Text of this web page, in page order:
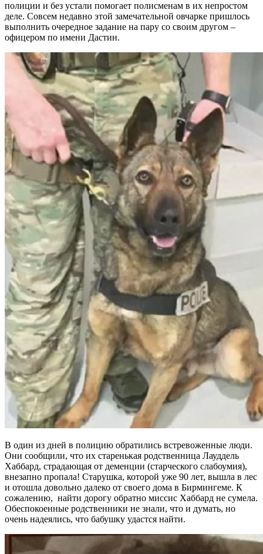
полиции и без устали помогает полисменам в их непростом
деле. Совсем недавно этой замечательной овчарке пришлось
выполнить очередное задание на пару со своим другом –
офицером по имени Дастин.
В один из дней в полицию обратились встревоженные люди.
Они сообщили, что их старенькая родственница Лауддель
Хаббард, страдающая от деменции (старческого слабоумия),
внезапно пропала! Старушка, которой уже 90 лет, вышла в лес
и отошла довольно далеко от своего дома в Бирмингеме. К
сожалению, найти дорогу обратно миссис Хаббард не сумела.
Обеспокоенные родственники не знали, что и думать, но
очень надеялись, что бабушку удастся найти.